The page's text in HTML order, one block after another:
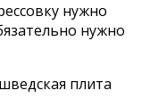
нужно
нужно